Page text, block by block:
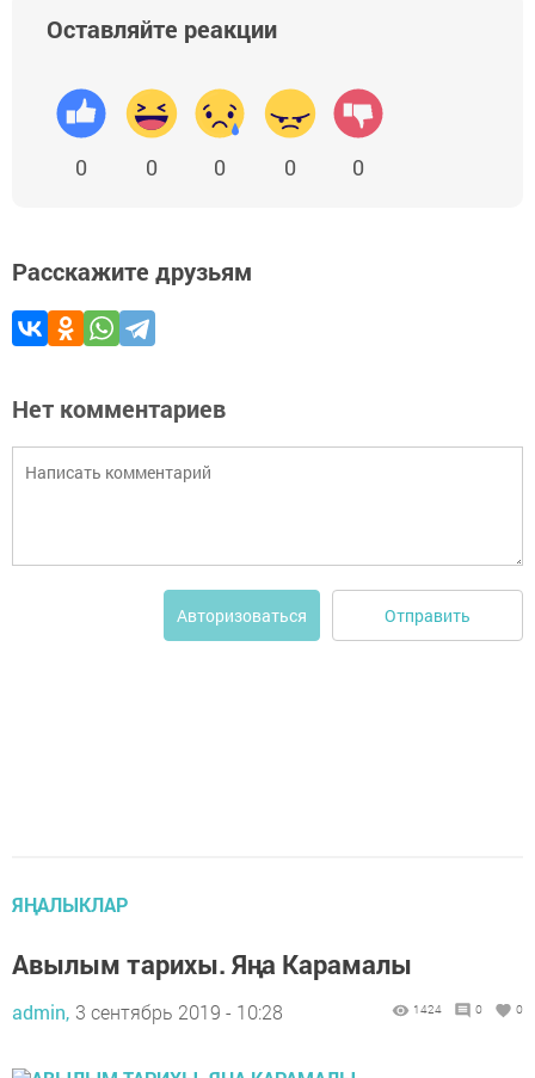
Оставляйте реакции
0 0 0 0 0
Расскажите друзьям
Нет комментариев
Авторизоваться Отправить
ЯҢАЛЫКЛАР
Авылым тарихы. Яңа Карамалы
admin, 3 сентябрь 2019 - 10:28 1424 0 0